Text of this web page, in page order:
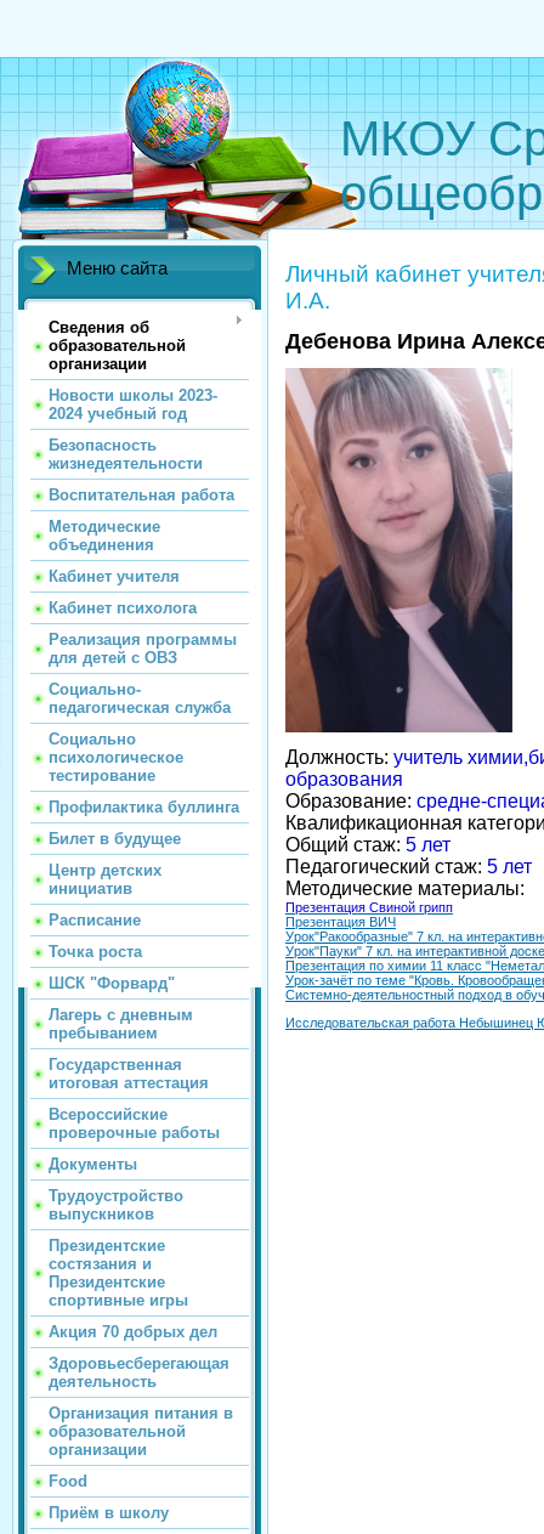
МКОУ
Меню сайта
Сведения об
образовательной
организации
Новости школы 2023-
2024 учебный год
Безопасность
жизнедеятельности
Воспитательная работа
Методические
объединения
Кабинет учителя
Кабинет психолога
Реализация программы
для детей с ОВЗ
Социально-
педагогическая служба
Социально
психологическое
тестирование
Профилактика буллинга
Билет в будущее
Центр детских
инициатив
Расписание
Точка роста
ШСК "Форвард"
Лагерь с дневным
пребыванием
Государственная
итоговая аттестация
Всероссийские
проверочные работы
Документы
Трудоустройство
выпускников
Президентские
состязания и
Президентские
спортивные игры
Акция 70 добрых дел
Здоровьесберегающая
деятельность
Организация питания в
образовательной
организации
Food
Приём в школу
Личный кабинет
И.А.
Дебенова Ирина
Должность: учитель
образования
Образование: средне-
Квалификационная
Общий стаж: 5 лет
Педагогический стаж: 5 лет
Методические материалы:
Презентация Свиной грипп
Презентация ВИЧ
Урок"Ракообразные" 7 кл. на
Урок"Пауки" 7 кл. на интерактивной
Презентация по химии 11 класс
Урок-зачёт по теме "Кровь.
Системно-деятельностный подход в
Исследовательская работа Небышинец